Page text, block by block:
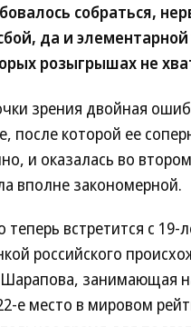
собраться,
да и
розыгрышах не
зрения двойная
после которой ее
и оказалась во
вполне закономерной.
теперь встретится с 19-
российского
занимающая
е место в мировом